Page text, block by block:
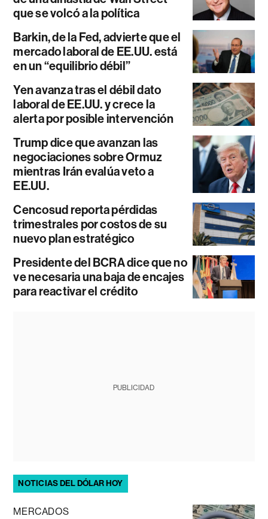
que se volcó a la política
Barkin, de la Fed, advierte que el
mercado laboral de EE.UU. está
en un “equilibrio débil”
Yen avanza tras el débil dato
laboral de EE.UU. y crece la
alerta por posible intervención
Trump dice que avanzan las
negociaciones sobre Ormuz
mientras Irán evalúa veto a
EE.UU.
Cencosud reporta pérdidas
trimestrales por costos de su
nuevo plan estratégico
Presidente del BCRA dice que no
ve necesaria una baja de encajes
para reactivar el crédito
PUBLICIDAD
NOTICIAS DEL DÓLAR HOY
MERCADOS